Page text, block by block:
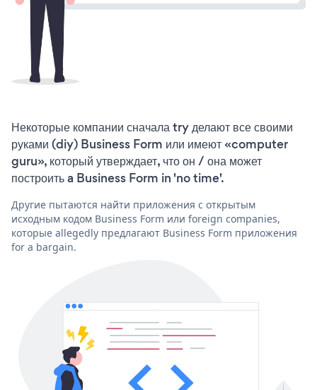
Некоторые компании сначала try делают все своими
руками (diy) Business Form или имеют «computer
guru», который утверждает, что он / она может
построить a Business Form in 'no time'.
Другие пытаются найти приложения с открытым
исходным кодом Business Form или foreign companies,
которые allegedly предлагают Business Form приложения
for a bargain.